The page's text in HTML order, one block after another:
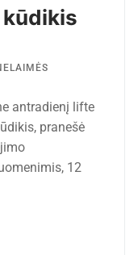
antradienį lifte
pranešė
12